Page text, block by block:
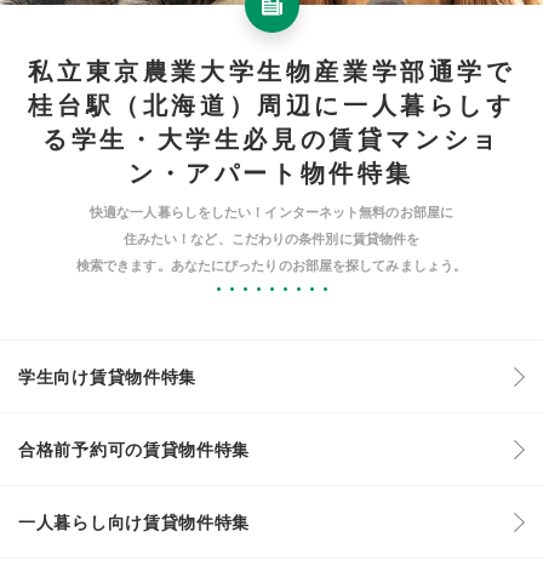
私立東京農業大学生物産業学部通学で
桂台駅（北海道）周辺に一人暮らしす
る学生・大学生必見の賃貸マンショ
ン・アパート物件特集
快適な一人暮らしをしたい！インターネット無料のお部屋に
住みたい！など、こだわりの条件別に賃貸物件を
検索できます。あなたにぴったりのお部屋を探してみましょう。
学生向け賃貸物件特集
合格前予約可の賃貸物件特集
一人暮らし向け賃貸物件特集